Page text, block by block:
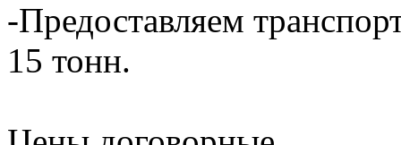
-Предоставляем
15 тонн.